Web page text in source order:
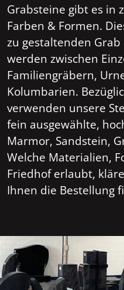
Grabsteine gibt es in
Farben & Formen.
zu gestaltenden
werden zwischen
Familiengräbern,
Kolumbarien.
verwenden unsere
fein ausgewählte,
Marmor, Sandstein,
Welche Materialien,
Friedhof erlaubt,
Ihnen die Bestellung